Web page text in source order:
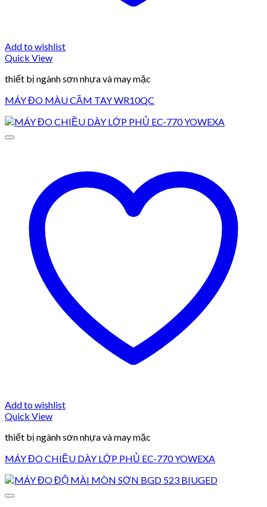
Add to wishlist
Quick View
thiết bị ngành sơn nhựa và may mặc
MÁY ĐO MÀU CẦM TAY WR10QC
Add to wishlist
Quick View
thiết bị ngành sơn nhựa và may mặc
MÁY ĐO CHIỀU DÀY LỚP PHỦ EC-770 YOWEXA